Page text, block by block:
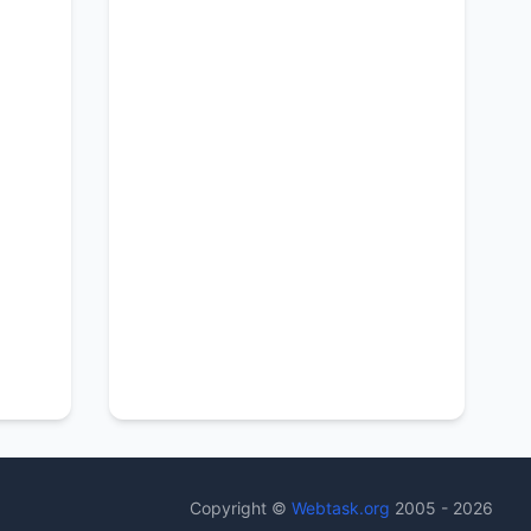
Copyright © Webtask.org 2005 - 2026